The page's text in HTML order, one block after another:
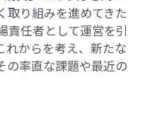
取り組みを進めてきた
責任者として運営を引
れからを考え、新たな
の率直な課題や最近の